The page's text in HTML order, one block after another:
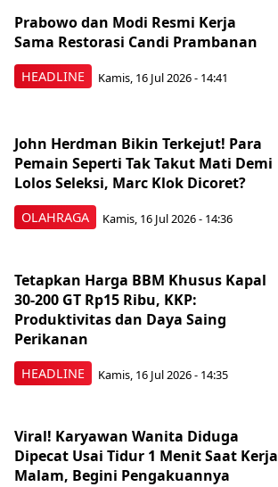
HEADLINE
Prabowo dan Modi Resmi Kerja
Sama Restorasi Candi Prambanan
Kamis, 16 Jul 2026 - 14:41
OLAHRAGA
John Herdman Bikin Terkejut! Para
Pemain Seperti Tak Takut Mati Demi
Lolos Seleksi, Marc Klok Dicoret?
Kamis, 16 Jul 2026 - 14:36
HEADLINE
Tetapkan Harga BBM Khusus Kapal
30-200 GT Rp15 Ribu, KKP:
Produktivitas dan Daya Saing
Perikanan
Kamis, 16 Jul 2026 - 14:35
Viral! Karyawan Wanita Diduga
Dipecat Usai Tidur 1 Menit Saat Kerja
Malam, Begini Pengakuannya